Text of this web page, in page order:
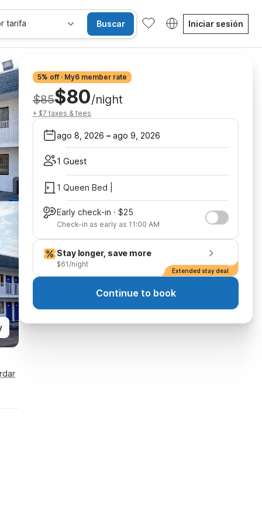
tarifa Buscar Iniciar sesión
5% off · My6 member rate
$85$80/night
+ $7 taxes & fees
ago 8, 2026 – ago 9, 2026
1 Guest
1 Queen Bed |
Early check-in · $25
Check-in as early as 11:00 AM
Stay longer, save more
$61/night
Extended stay deal
Continue to book